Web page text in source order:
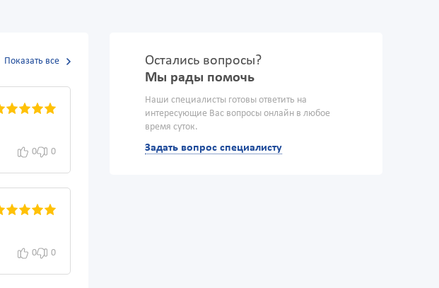
Показать все
0 0
0 0
Остались вопросы?
Мы рады помочь
Наши специалисты готовы ответить на
интересующие Вас вопросы онлайн в любое
время суток.
Задать вопрос специалисту